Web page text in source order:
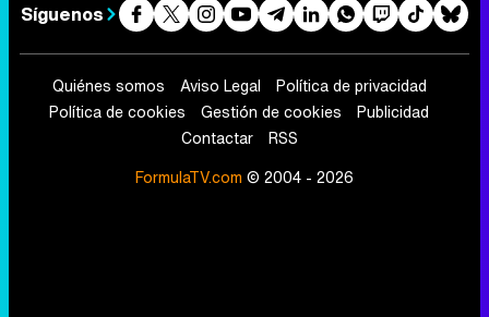
Síguenos
Quiénes somos Aviso Legal
Política de privacidad
Política de cookies
Gestión de cookies
Publicidad
Contactar
RSS
FormulaTV.com © 2004 - 2026